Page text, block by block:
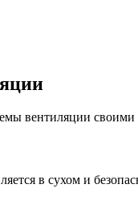
вентиляции
в сухом и